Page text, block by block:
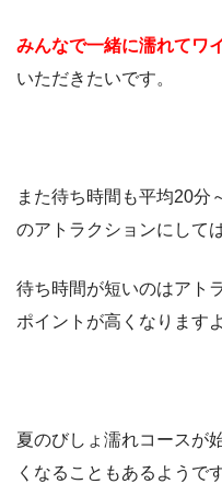
みんなで一緒に濡れてワ
いただきたいです。
また待ち時間も平均20分
のアトラクションにして
待ち時間が短いのはアト
ポイントが高くなります
夏のびしょ濡れコースが
くなることもあるようで